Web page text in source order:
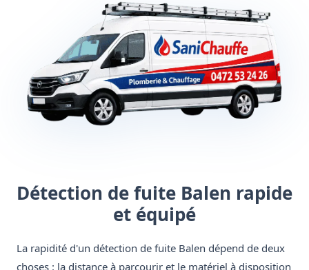
Détection de fuite Balen rapide
et équipé
La rapidité d'un détection de fuite Balen dépend de deux
choses : la distance à parcourir et le matériel à disposition